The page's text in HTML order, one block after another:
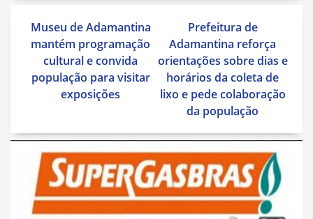
Navegação
de
Post
Museu de Adamantina
mantém programação
cultural e convida
população para visitar
exposições
Prefeitura de
Adamantina reforça
orientações sobre dias e
horários da coleta de
lixo e pede colaboração
da população